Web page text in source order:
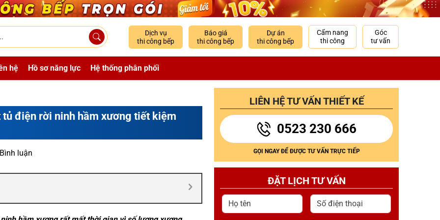
Dịch vụ
thi công bếp
Báo giá
thi công bếp
Dự án
thi công bếp
Cẩm nang
thi công
Góc
tư vấn
hệ Hồ sơ năng lực Hệ thống phân phối
điện rời ninh hầm xương tiết kiệm
luận
LIÊN HỆ TƯ VẤN THIẾT KẾ
0523 230 666
GỌI NGAY ĐỂ ĐƯỢC TƯ VẤN TRỰC TIẾP
ĐẶT LỊCH TƯ VẤN
Họ tên Số điện thoại